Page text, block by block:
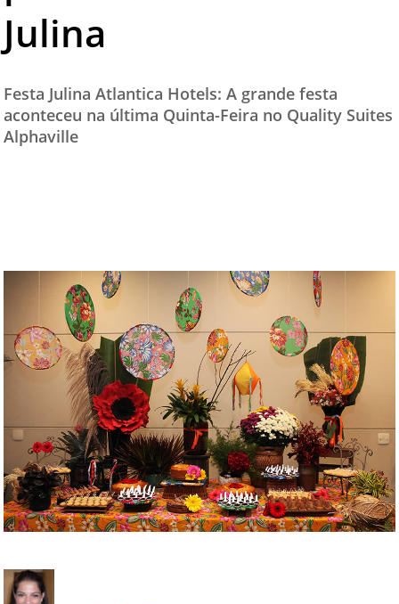
PARCEIROS
QUEM SOMOS - EQUIPE
Julina
Festa Julina Atlantica Hotels: A grande festa
aconteceu na última Quinta-Feira no Quality Suites
Alphaville